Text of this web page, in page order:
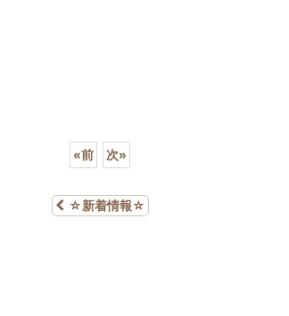
«前 次»
☆新着情報☆